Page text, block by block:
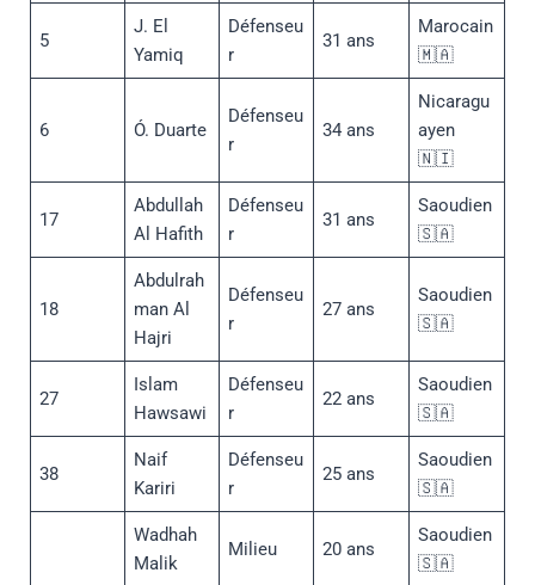
5
J. El
Yamiq
Défenseu
r
31 ans
Marocain
🇲🇦
6 Ó. Duarte
Défenseu
r
34 ans
Nicaragu
ayen
🇳🇮
17
Abdullah
Al Hafith
Défenseu
r
31 ans
Saoudien
🇸🇦
18
Abdulrah
man Al
Hajri
Défenseu
r
27 ans
Saoudien
🇸🇦
27
Islam
Hawsawi
Défenseu
r
22 ans
Saoudien
🇸🇦
38
Naif
Kariri
Défenseu
r
25 ans
Saoudien
🇸🇦
Wadhah
Malik
Milieu 20 ans
Saoudien
🇸🇦